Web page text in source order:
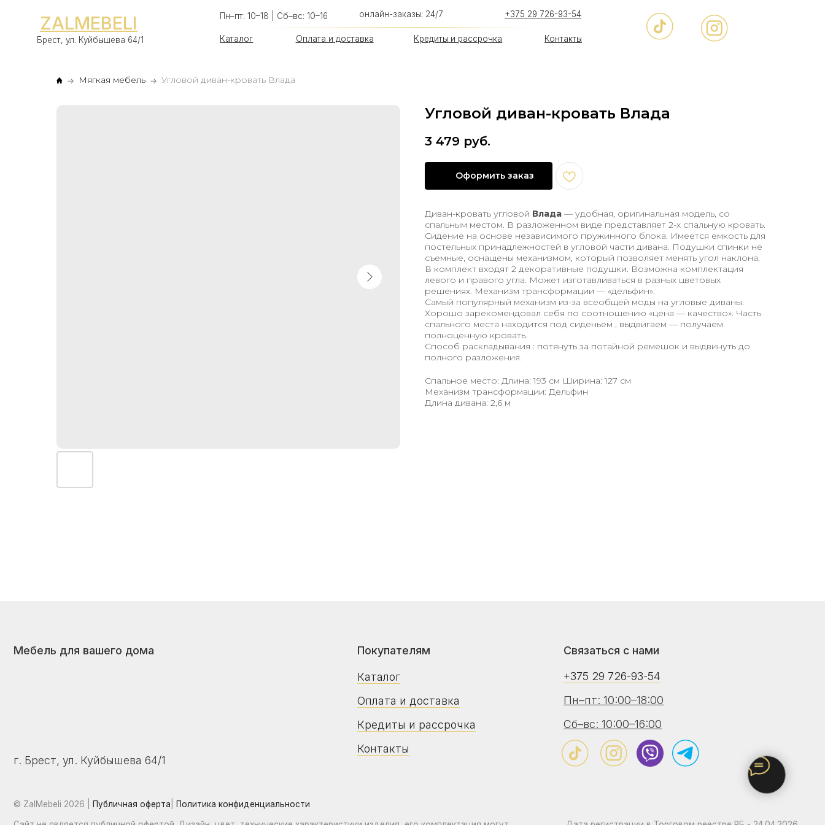
ZALMEBELI
Брест, ул. Куйбышева 64/1
+375 29 726-93-54
онлайн-заказы: 24/7
Пн–пт: 10–18 | Сб–вс: 10–16
Кредиты и рассрочка
Оплата и доставка
Каталог
Мягкая мебель Угловой диван-кровать Влада
Угловой диван-кровать Влада
3 479 руб.
Оформить заказ
Диван-кровать угловой Влада — удобная, оригинальная модель, со
спальным местом. В разложенном виде представляет 2-х спальную кровать.
Сидение на основе независимого пружинного блока. Имеется емкость для
постельных принадлежностей в угловой части дивана. Подушки спинки не
съемные, оснащены механизмом, который позволяет менять угол наклона.
В комплект входят 2 декоративные подушки. Возможна комплектация
левого и правого угла. Может изготавливаться в разных цветовых
решениях. Механизм трансформации — «дельфин».
Самый популярный механизм из-за всеобщей моды на угловые диваны.
Хорошо зарекомендовал себя по соотношению «цена — качество». Часть
спального места находится под сиденьем , выдвигаем — получаем
полноценную кровать.
Способ раскладывания : потянуть за потайной ремешок и выдвинуть до
полного разложения.
Спальное место: Длина: 193 см Ширина: 127 см
Механизм трансформации: Дельфин
Длина дивана: 2,6 м
Регистрационный номер в Торговом реестре РБ - 775469
отличаться от представленных на фото и в описании. Уточняйте актуальную цену, наличие и сроки поставки у продавца-
консультанта.
Кредиты и рассрочка
Сб–вс: 10:00–16:00